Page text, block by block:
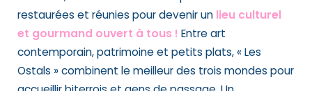
restaurées et réunies pour devenir un lieu culturel
et gourmand ouvert à tous ! Entre art
contemporain, patrimoine et petits plats, « Les
Ostals » combinent le meilleur des trois mondes pour